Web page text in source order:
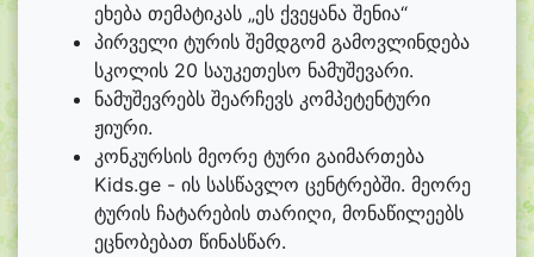
ეხება თემატიკას „ეს ქვეყანა შენია“
პირველი ტურის შემდგომ გამოვლინდება
სკოლის 20 საუკეთესო ნამუშევარი.
ნამუშევრებს შეარჩევს კომპეტენტური
ჟიური.
კონკურსის მეორე ტური გაიმართება
Kids.ge - ის სასწავლო ცენტრებში. მეორე
ტურის ჩატარების თარიღი, მონაწილეებს
ეცნობებათ წინასწარ.